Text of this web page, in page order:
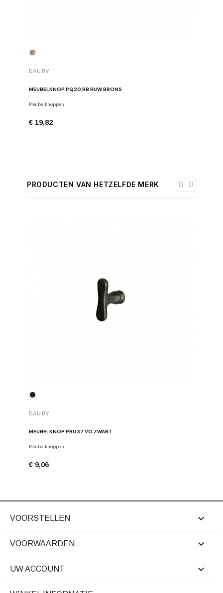
DAUBY
MEUBELKNOP PQ20 RB RUW BRONS
Meubelknoppen
€ 19,82
PRODUCTEN VAN HETZELFDE MERK
DAUBY
MEUBELKNOP PBU 37 VO ZWART
Meubelknoppen
€ 9,06
VOORSTELLEN 
VOORWAARDEN 
UW ACCOUNT 